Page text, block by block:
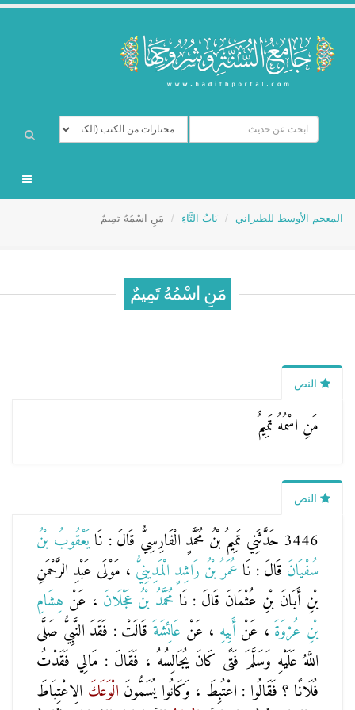
المعجم الأوسط للطبراني بَابُ التَّاءِ مَنِ اسْمُهُ تَمِيمٌ
مَنِ اسْمُهُ تَمِيمٌ
النص
مَنِ اسْمُهُ تَمِيمٌ
النص
3446 حَدَّثَنِي تَمِيمُ بْنُ مُحَمَّدٍ الْفَارِسِيُّ قَالَ : نَايَعْقُوبُ بْنُ
سُفْيَانَ قَالَ : نَا عُمَرُ بْنُ رَاشِدٍ الْمَدِينِيُّ ، مَوْلَى عَبْدِ الرَّحْمَنِ
بْنِ أَبَانَ بْنِ عُثْمَانَ قَالَ : نَامُحَمَّدُ بْنُ عَجْلَانَ ، عَنْ هِشَامِ
بْنِ عُرْوَةَ ، عَنْ أَبِيهِ ، عَنْ عَائِشَةَ قَالَتْ : فَقَدَ النَّبِيُّ صَلَّى
اللَّهُ عَلَيْهِ وَسَلَّمَ فَتًى كَانَ يُجَالِسُهُ ، فَقَالَ : مَالِي فَقَدْتُ
فُلَانًا ؟ فَقَالُوا : اعْتُبِطَ ، وَكَانُوا يُسَمُّونَ الْوَعَكَ الِاعْتِبَاطَ